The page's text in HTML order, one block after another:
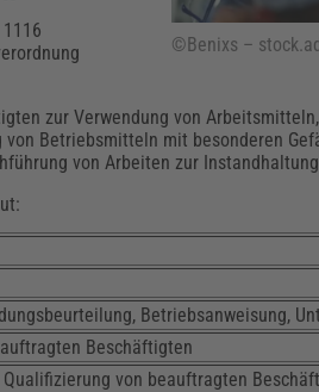
©Benixs –
zur Verwendung von
Betriebsmitteln mit besonderen
von Arbeiten zur
Betriebsanweisung,
Beschäftigten
von beauftragten